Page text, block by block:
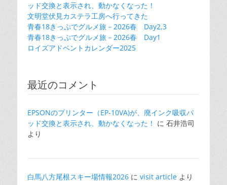
ッド交換と表示され、動かなくなった！
文明堂伏見カステラ工房へ行ってきた
青春18きっぷでグルメ旅－2026春 Day2,3
青春18きっぷでグルメ旅－2026春 Day1
ロイズアドベントカレンダー2025
最近のコメント
EPSONのプリンター（EP-10VA)が、廃インク吸収パ
ッド交換と表示され、動かなくなった！ に 石井浩司
より
白馬八方尾根スキー場情報2026 に visit article より